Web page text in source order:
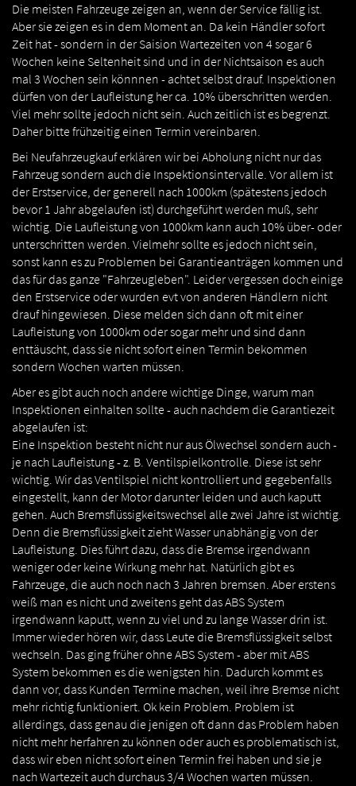
Die meisten Fahrzeuge zeigen an, wenn der Service fällig ist.
Aber sie zeigen es in dem Moment an. Da kein Händler sofort
Zeit hat - sondern in der Saision Wartezeiten von 4 sogar 6
Wochen keine Seltenheit sind und in der Nichtsaison es auch
mal 3 Wochen sein könnnen - achtet selbst drauf. Inspektionen
dürfen von der Laufleistung her ca. 10% überschritten werden.
Viel mehr sollte jedoch nicht sein. Auch zeitlich ist es begrenzt.
Daher bitte frühzeitig einen Termin vereinbaren.
Bei Neufahrzeugkauf erklären wir bei Abholung nicht nur das
Fahrzeug sondern auch die Inspektionsintervalle. Vor allem ist
der Erstservice, der generell nach 1000km (spätestens jedoch
bevor 1 Jahr abgelaufen ist) durchgeführt werden muß, sehr
wichtig. Die Laufleistung von 1000km kann auch 10% über- oder
unterschritten werden. Vielmehr sollte es jedoch nicht sein,
sonst kann es zu Problemen bei Garantieanträgen kommen und
das für das ganze "Fahrzeugleben". Leider vergessen doch einige
den Erstservice oder wurden evt von anderen Händlern nicht
drauf hingewiesen. Diese melden sich dann oft mit einer
Laufleistung von 1000km oder sogar mehr und sind dann
enttäuscht, dass sie nicht sofort einen Termin bekommen
sondern Wochen warten müssen.
Aber es gibt auch noch andere wichtige Dinge, warum man
Inspektionen einhalten sollte - auch nachdem die Garantiezeit
abgelaufen ist:
Eine Inspektion besteht nicht nur aus Ölwechsel sondern auch -
je nach Laufleistung - z. B. Ventilspielkontrolle. Diese ist sehr
wichtig. Wir das Ventilspiel nicht kontrolliert und gegebenfalls
eingestellt, kann der Motor darunter leiden und auch kaputt
gehen. Auch Bremsflüssigkeitswechsel alle zwei Jahre ist wichtig.
Denn die Bremsflüssigkeit zieht Wasser unabhängig von der
Laufleistung. Dies führt dazu, dass die Bremse irgendwann
weniger oder keine Wirkung mehr hat. Natürlich gibt es
Fahrzeuge, die auch noch nach 3 Jahren bremsen. Aber erstens
weiß man es nicht und zweitens geht das ABS System
irgendwann kaputt, wenn zu viel und zu lange Wasser drin ist.
Immer wieder hören wir, dass Leute die Bremsflüssigkeit selbst
wechseln. Das ging früher ohne ABS System - aber mit ABS
System bekommen es die wenigsten hin. Dadurch kommt es
dann vor, dass Kunden Termine machen, weil ihre Bremse nicht
mehr richtig funktioniert. Ok kein Problem. Problem ist
allerdings, dass genau die jenigen oft dann das Problem haben
nicht mehr herfahren zu können oder auch es problematisch ist,
dass wir eben nicht sofort einen Termin frei haben und sie je
nach Wartezeit auch durchaus 3/4 Wochen warten müssen.